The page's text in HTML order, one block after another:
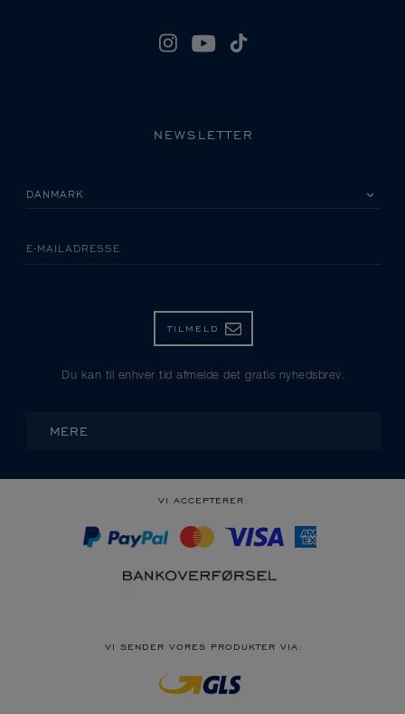
NEWSLETTER
E-MAILADRESSE
TILMELD
Du kan til enhver tid afmelde det gratis nyhedsbrev.
MERE
VI ACCEPTERER:
VI SENDER VORES PRODUKTER VIA: